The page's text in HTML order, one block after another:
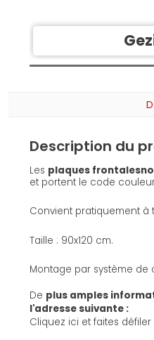
Description du
Les plaques frontales
et portent le code couleur
Convient pratiquement à
Taille : 90x120 cm.
Montage par système de
De plus amples
l'adresse suivante :
Cliquez ici et faites